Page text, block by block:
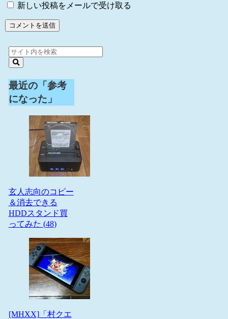
新しい投稿をメールで受け取る
最近の「参考
になった」
玄人志向のコピー
＆消去できる
HDDスタンド買
ってみた (48)
[MHXX]「村クエ